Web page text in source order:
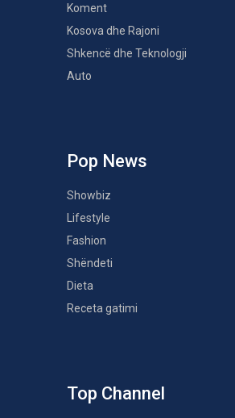
Koment
Kosova dhe Rajoni
Shkencë dhe Teknologji
Auto
Pop News
Showbiz
Lifestyle
Fashion
Shëndeti
Dieta
Receta gatimi
Top Channel